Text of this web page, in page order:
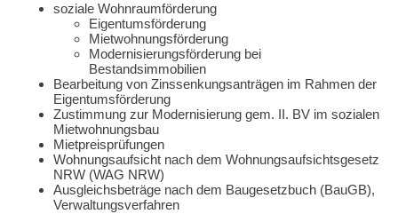
soziale Wohnraumförderung
Eigentumsförderung
Mietwohnungsförderung
Modernisierungsförderung bei
Bestandsimmobilien
Bearbeitung von Zinssenkungsanträgen im Rahmen der
Eigentumsförderung
Zustimmung zur Modernisierung gem. II. BV im sozialen
Mietwohnungsbau
Mietpreisprüfungen
Wohnungsaufsicht nach dem Wohnungsaufsichtsgesetz
NRW (WAG NRW)
Ausgleichsbeträge nach dem Baugesetzbuch (BauGB),
Verwaltungsverfahren